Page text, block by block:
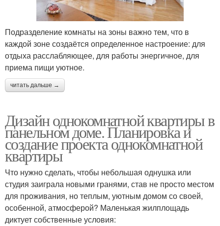
Подразделение комнаты на зоны важно тем, что в
каждой зоне создаётся определенное настроение: для
отдыха расслабляющее, для работы энергичное, для
приема пищи уютное.
читать дальше →
Дизайн однокомнатной квартиры в
панельном доме. Планировка и
создание проекта однокомнатной
квартиры
Что нужно сделать, чтобы небольшая однушка или
студия заиграла новыми гранями, став не просто местом
для проживания, но теплым, уютным домом со своей,
особенной, атмосферой? Маленькая жилплощадь
диктует собственные условия: